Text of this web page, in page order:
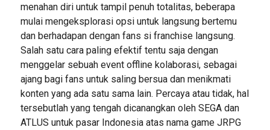
menahan diri untuk tampil penuh totalitas, beberapa
mulai mengeksplorasi opsi untuk langsung bertemu
dan berhadapan dengan fans si franchise langsung.
Salah satu cara paling efektif tentu saja dengan
menggelar sebuah event offline kolaborasi, sebagai
ajang bagi fans untuk saling bersua dan menikmati
konten yang ada satu sama lain. Percaya atau tidak, hal
tersebutlah yang tengah dicanangkan oleh SEGA dan
ATLUS untuk pasar Indonesia atas nama game JRPG